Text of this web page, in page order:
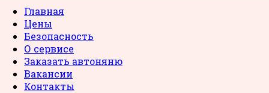
Главная
Цены
Безопасность
О сервисе
Заказать автоняню
Вакансии
Контакты